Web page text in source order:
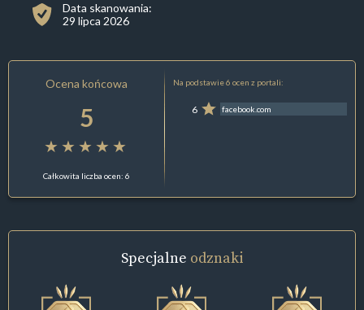
Data skanowania:
29 lipca 2026
Ocena końcowa
5
Całkowita liczba ocen: 6
Na podstawie 6 ocen z portali:
6 facebook.com
Specjalne odznaki